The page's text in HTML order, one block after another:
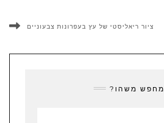
ציור ריאליסטי של עץ בעפרונות צבעוניים
מחפש משהו?